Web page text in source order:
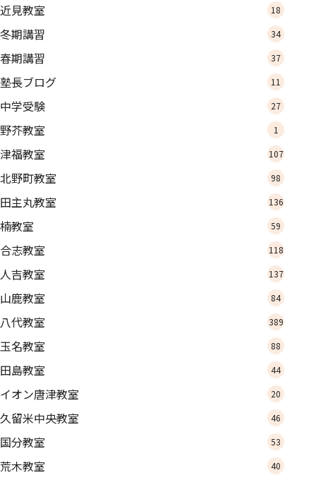
近見教室 18
冬期講習 34
春期講習 37
塾長ブログ 11
中学受験 27
野芥教室 1
津福教室 107
北野町教室 98
田主丸教室 136
楠教室 59
合志教室 118
人吉教室 137
山鹿教室 84
八代教室 389
玉名教室 88
田島教室 44
イオン唐津教室 20
久留米中央教室 46
国分教室 53
荒木教室 40